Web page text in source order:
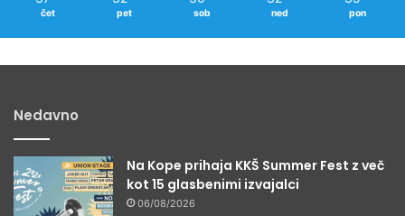
čet pet sob ned pon
Nedavno
Na Kope prihaja KKŠ Summer Fest z več
kot 15 glasbenimi izvajalci
06/08/2026